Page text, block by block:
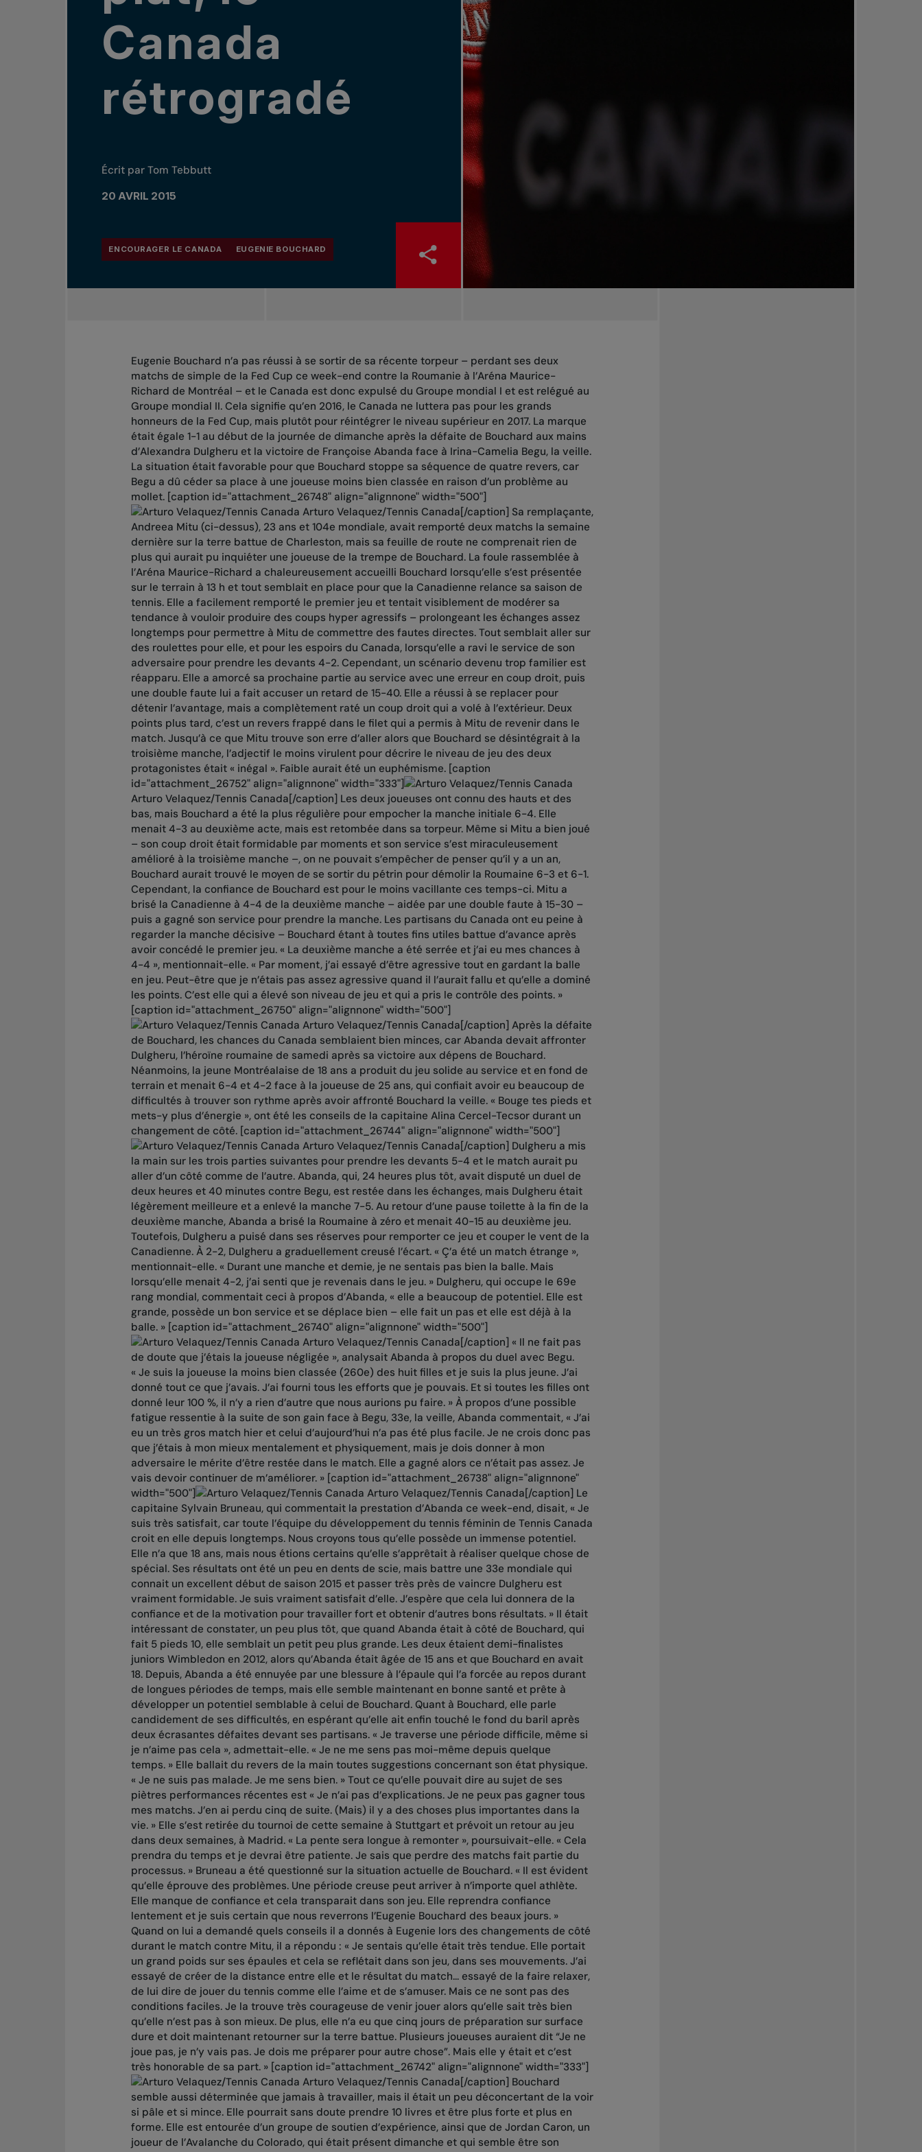
Canada
rétrogradé
Écrit par Tom Tebbutt
20 AVRIL 2015
ENCOURAGER LE CANADA EUGENIE BOUCHARD
Eugenie Bouchard n’a pas réussi à se sortir de sa récente torpeur – perdant ses deux
matchs de simple de la Fed Cup ce week-end contre la Roumanie à l’Aréna Maurice-
Richard de Montréal – et le Canada est donc expulsé du Groupe mondial I et est relégué au
Groupe mondial II. Cela signifie qu’en 2016, le Canada ne luttera pas pour les grands
honneurs de la Fed Cup, mais plutôt pour réintégrer le niveau supérieur en 2017. La marque
était égale 1-1 au début de la journée de dimanche après la défaite de Bouchard aux mains
d’Alexandra Dulgheru et la victoire de Françoise Abanda face à Irina-Camelia Begu, la veille.
La situation était favorable pour que Bouchard stoppe sa séquence de quatre revers, car
Begu a dû céder sa place à une joueuse moins bien classée en raison d’un problème au
mollet. [caption id="attachment_26748" align="alignnone" width="500"]
Arturo Velaquez/Tennis Canada[/caption] Sa remplaçante,
Andreea Mitu (ci-dessus), 23 ans et 104e mondiale, avait remporté deux matchs la semaine
dernière sur la terre battue de Charleston, mais sa feuille de route ne comprenait rien de
plus qui aurait pu inquiéter une joueuse de la trempe de Bouchard. La foule rassemblée à
l’Aréna Maurice-Richard a chaleureusement accueilli Bouchard lorsqu’elle s’est présentée
sur le terrain à 13 h et tout semblait en place pour que la Canadienne relance sa saison de
tennis. Elle a facilement remporté le premier jeu et tentait visiblement de modérer sa
tendance à vouloir produire des coups hyper agressifs – prolongeant les échanges assez
longtemps pour permettre à Mitu de commettre des fautes directes. Tout semblait aller sur
des roulettes pour elle, et pour les espoirs du Canada, lorsqu’elle a ravi le service de son
adversaire pour prendre les devants 4-2. Cependant, un scénario devenu trop familier est
réapparu. Elle a amorcé sa prochaine partie au service avec une erreur en coup droit, puis
une double faute lui a fait accuser un retard de 15-40. Elle a réussi à se replacer pour
détenir l’avantage, mais a complètement raté un coup droit qui a volé à l’extérieur. Deux
points plus tard, c’est un revers frappé dans le filet qui a permis à Mitu de revenir dans le
match. Jusqu’à ce que Mitu trouve son erre d’aller alors que Bouchard se désintégrait à la
troisième manche, l’adjectif le moins virulent pour décrire le niveau de jeu des deux
protagonistes était « inégal ». Faible aurait été un euphémisme. [caption
id="attachment_26752" align="alignnone" width="333"]
Arturo Velaquez/Tennis Canada[/caption] Les deux joueuses ont connu des hauts et des
bas, mais Bouchard a été la plus régulière pour empocher la manche initiale 6-4. Elle
menait 4-3 au deuxième acte, mais est retombée dans sa torpeur. Même si Mitu a bien joué
– son coup droit était formidable par moments et son service s’est miraculeusement
amélioré à la troisième manche –, on ne pouvait s’empêcher de penser qu’il y a un an,
Bouchard aurait trouvé le moyen de se sortir du pétrin pour démolir la Roumaine 6-3 et 6-1.
Cependant, la confiance de Bouchard est pour le moins vacillante ces temps-ci. Mitu a
brisé la Canadienne à 4-4 de la deuxième manche – aidée par une double faute à 15-30 –
puis a gagné son service pour prendre la manche. Les partisans du Canada ont eu peine à
regarder la manche décisive – Bouchard étant à toutes fins utiles battue d’avance après
avoir concédé le premier jeu. « La deuxième manche a été serrée et j’ai eu mes chances à
4-4 », mentionnait-elle. « Par moment, j’ai essayé d’être agressive tout en gardant la balle
en jeu. Peut-être que je n’étais pas assez agressive quand il l’aurait fallu et qu’elle a dominé
les points. C’est elle qui a élevé son niveau de jeu et qui a pris le contrôle des points. »
[caption id="attachment_26750" align="alignnone" width="500"]
Arturo Velaquez/Tennis Canada[/caption] Après la défaite
de Bouchard, les chances du Canada semblaient bien minces, car Abanda devait affronter
Dulgheru, l’héroïne roumaine de samedi après sa victoire aux dépens de Bouchard.
Néanmoins, la jeune Montréalaise de 18 ans a produit du jeu solide au service et en fond de
terrain et menait 6-4 et 4-2 face à la joueuse de 25 ans, qui confiait avoir eu beaucoup de
difficultés à trouver son rythme après avoir affronté Bouchard la veille. « Bouge tes pieds et
mets-y plus d’énergie », ont été les conseils de la capitaine Alina Cercel-Tecsor durant un
changement de côté. [caption id="attachment_26744" align="alignnone" width="500"]
Arturo Velaquez/Tennis Canada[/caption] Dulgheru a mis
la main sur les trois parties suivantes pour prendre les devants 5-4 et le match aurait pu
aller d’un côté comme de l’autre. Abanda, qui, 24 heures plus tôt, avait disputé un duel de
deux heures et 40 minutes contre Begu, est restée dans les échanges, mais Dulgheru était
légèrement meilleure et a enlevé la manche 7-5. Au retour d’une pause toilette à la fin de la
deuxième manche, Abanda a brisé la Roumaine à zéro et menait 40-15 au deuxième jeu.
Toutefois, Dulgheru a puisé dans ses réserves pour remporter ce jeu et couper le vent de la
Canadienne. À 2-2, Dulgheru a graduellement creusé l’écart. « Ç’a été un match étrange »,
mentionnait-elle. « Durant une manche et demie, je ne sentais pas bien la balle. Mais
lorsqu’elle menait 4-2, j’ai senti que je revenais dans le jeu. » Dulgheru, qui occupe le 69e
rang mondial, commentait ceci à propos d’Abanda, « elle a beaucoup de potentiel. Elle est
grande, possède un bon service et se déplace bien – elle fait un pas et elle est déjà à la
balle. » [caption id="attachment_26740" align="alignnone" width="500"]
Arturo Velaquez/Tennis Canada[/caption] « Il ne fait pas
de doute que j’étais la joueuse négligée », analysait Abanda à propos du duel avec Begu.
« Je suis la joueuse la moins bien classée (260e) des huit filles et je suis la plus jeune. J’ai
donné tout ce que j’avais. J’ai fourni tous les efforts que je pouvais. Et si toutes les filles ont
donné leur 100 %, il n’y a rien d’autre que nous aurions pu faire. » À propos d’une possible
fatigue ressentie à la suite de son gain face à Begu, 33e, la veille, Abanda commentait, « J’ai
eu un très gros match hier et celui d’aujourd’hui n’a pas été plus facile. Je ne crois donc pas
que j’étais à mon mieux mentalement et physiquement, mais je dois donner à mon
adversaire le mérite d’être restée dans le match. Elle a gagné alors ce n’était pas assez. Je
vais devoir continuer de m’améliorer. » [caption id="attachment_26738" align="alignnone"
width="500"]
Arturo Velaquez/Tennis Canada[/caption] Le
capitaine Sylvain Bruneau, qui commentait la prestation d’Abanda ce week-end, disait, « Je
suis très satisfait, car toute l’équipe du développement du tennis féminin de Tennis Canada
croit en elle depuis longtemps. Nous croyons tous qu’elle possède un immense potentiel.
Elle n’a que 18 ans, mais nous étions certains qu’elle s’apprêtait à réaliser quelque chose de
spécial. Ses résultats ont été un peu en dents de scie, mais battre une 33e mondiale qui
connait un excellent début de saison 2015 et passer très près de vaincre Dulgheru est
vraiment formidable. Je suis vraiment satisfait d’elle. J’espère que cela lui donnera de la
confiance et de la motivation pour travailler fort et obtenir d’autres bons résultats. » Il était
intéressant de constater, un peu plus tôt, que quand Abanda était à côté de Bouchard, qui
fait 5 pieds 10, elle semblait un petit peu plus grande. Les deux étaient demi-finalistes
juniors Wimbledon en 2012, alors qu’Abanda était âgée de 15 ans et que Bouchard en avait
18. Depuis, Abanda a été ennuyée par une blessure à l’épaule qui l’a forcée au repos durant
de longues périodes de temps, mais elle semble maintenant en bonne santé et prête à
développer un potentiel semblable à celui de Bouchard. Quant à Bouchard, elle parle
candidement de ses difficultés, en espérant qu’elle ait enfin touché le fond du baril après
deux écrasantes défaites devant ses partisans. « Je traverse une période difficile, même si
je n’aime pas cela », admettait-elle. « Je ne me sens pas moi-même depuis quelque
temps. » Elle ballait du revers de la main toutes suggestions concernant son état physique.
« Je ne suis pas malade. Je me sens bien. » Tout ce qu’elle pouvait dire au sujet de ses
piètres performances récentes est « Je n’ai pas d’explications. Je ne peux pas gagner tous
mes matchs. J’en ai perdu cinq de suite. (Mais) il y a des choses plus importantes dans la
vie. » Elle s’est retirée du tournoi de cette semaine à Stuttgart et prévoit un retour au jeu
dans deux semaines, à Madrid. « La pente sera longue à remonter », poursuivait-elle. « Cela
prendra du temps et je devrai être patiente. Je sais que perdre des matchs fait partie du
processus. » Bruneau a été questionné sur la situation actuelle de Bouchard. « Il est évident
qu’elle éprouve des problèmes. Une période creuse peut arriver à n’importe quel athlète.
Elle manque de confiance et cela transparait dans son jeu. Elle reprendra confiance
lentement et je suis certain que nous reverrons l’Eugenie Bouchard des beaux jours. »
Quand on lui a demandé quels conseils il a donnés à Eugenie lors des changements de côté
durant le match contre Mitu, il a répondu : « Je sentais qu’elle était très tendue. Elle portait
un grand poids sur ses épaules et cela se reflétait dans son jeu, dans ses mouvements. J’ai
essayé de créer de la distance entre elle et le résultat du match… essayé de la faire relaxer,
de lui dire de jouer du tennis comme elle l’aime et de s’amuser. Mais ce ne sont pas des
conditions faciles. Je la trouve très courageuse de venir jouer alors qu’elle sait très bien
qu’elle n’est pas à son mieux. De plus, elle n’a eu que cinq jours de préparation sur surface
dure et doit maintenant retourner sur la terre battue. Plusieurs joueuses auraient dit “Je ne
joue pas, je n’y vais pas. Je dois me préparer pour autre chose”. Mais elle y était et c’est
très honorable de sa part. » [caption id="attachment_26742" align="alignnone" width="333"]
Arturo Velaquez/Tennis Canada[/caption] Bouchard
semble aussi déterminée que jamais à travailler, mais il était un peu déconcertant de la voir
si pâle et si mince. Elle pourrait sans doute prendre 10 livres et être plus forte et plus en
forme. Elle est entourée d’un groupe de soutien d’expérience, ainsi que de Jordan Caron, un
joueur de l’Avalanche du Colorado, qui était présent dimanche et qui semble être son